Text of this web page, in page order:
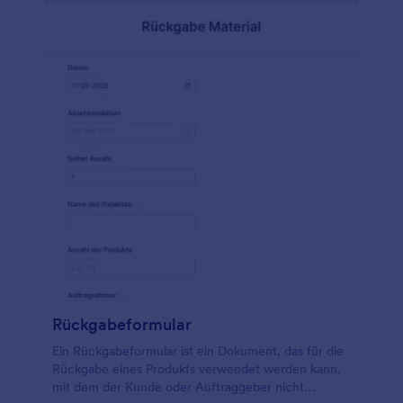
und der Betrag angezeigt. Mithilfe der
die Spalte Preis mit der Spalte Menge multipliziert,
um den Produktbetrag zu erhalten. Diese
Formularberechnungs-Widget, um den
Zwischensummen aus den verschiedenen
Eindeutige ID generiert diese Formularvorlage eine
Rückgabeformular
Ein Rückgabeformular ist ein Dokument, das für die
Rückgabe eines Produkts verwendet werden kann,
mit dem der Kunde oder Auftraggeber nicht